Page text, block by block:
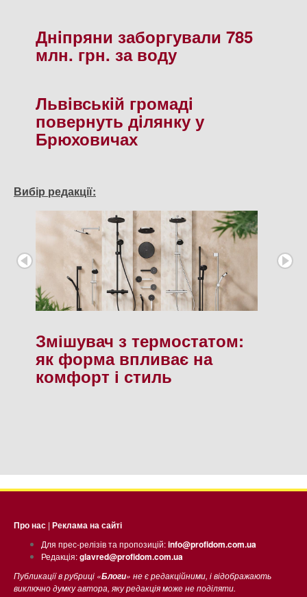
Днiпряни заборгували 785
млн. грн. за воду
Львiвськiй громадi
повернуть дiлянку у
Брюховичах
Вибір редакції:
Змішувач з термостатом:
як форма впливає на
комфорт і стиль
Про нас | Реклама на сайті
Для прес-релізів та пропозицій:info@profidom.com.ua
Редакція:glavred@profidom.com.ua
Публикації в рубриці «Блоги» не є редакційними, і відображають
виключно думку автора, яку редакція може не поділяти.